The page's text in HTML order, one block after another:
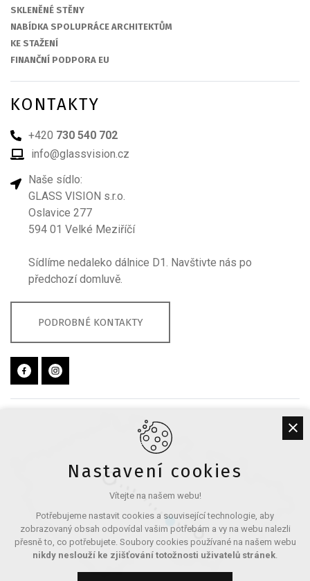
SKLENĚNÉ STĚNY
NABÍDKA SPOLUPRÁCE ARCHITEKTŮM
KE STAŽENÍ
FINANČNÍ PODPORA EU
KONTAKTY
+420 730 540 702
info@glassvision.cz
Naše sídlo:
GLASS VISION s.r.o.
Oslavice 277
594 01 Velké Meziříčí
Sídlíme nedaleko dálnice D1. Navštivte nás po
předchozí domluvě.
PODROBNÉ KONTAKTY
Nastavení cookies
Vítejte na našem webu!
Potřebujeme nastavit cookies a související technologie, aby
zobrazovaný obsah odpovídal vašim potřebám a vy na webu nalezli
přesně to, co potřebujete. Soubory cookies používané na našem webu
nikdy neslouží ke zjišťování totožnosti uživatelů stránek.